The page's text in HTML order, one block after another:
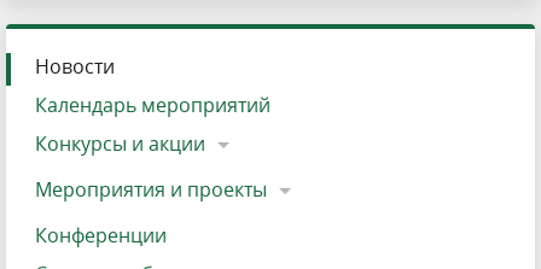
Новости
Календарь мероприятий
Конкурсы и акции
Мероприятия и проекты
Конференции